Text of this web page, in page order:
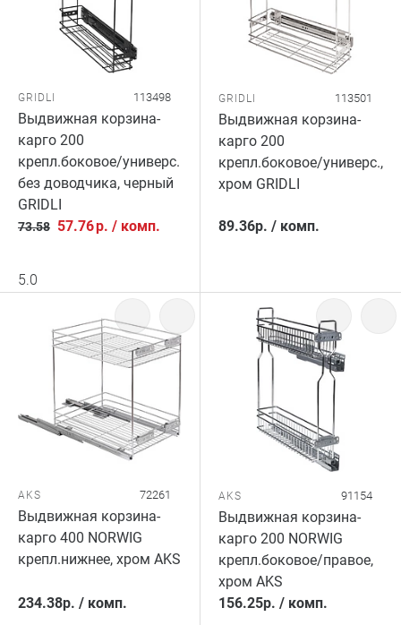
GRIDLI 113498
Выдвижная корзина-
карго 200
крепл.боковое/универс.
без доводчика, черный
GRIDLI
73.58 57.76р. / комп.
5.0
GRIDLI 113501
Выдвижная корзина-
карго 200
крепл.боковое/универс.,
хром GRIDLI
89.36р. / комп.
AKS 72261
Выдвижная корзина-
карго 400 NORWIG
крепл.нижнее, хром AKS
234.38р. / комп.
AKS 91154
Выдвижная корзина-
карго 200 NORWIG
крепл.боковое/правое,
хром AKS
156.25р. / комп.